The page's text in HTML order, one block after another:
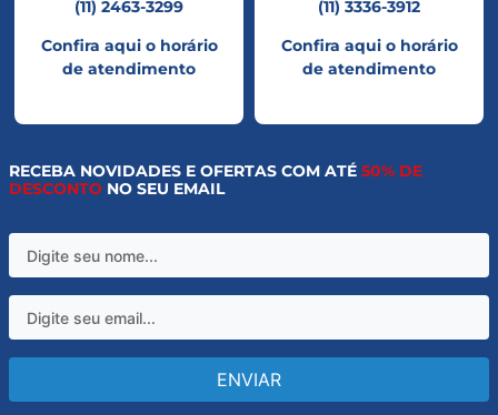
(11) 2463-3299
Confira aqui o horário
de atendimento
(11) 3336-3912
Confira aqui o horário
de atendimento
RECEBA NOVIDADES E OFERTAS COM ATÉ 50% DE
DESCONTO NO SEU EMAIL
ENVIAR